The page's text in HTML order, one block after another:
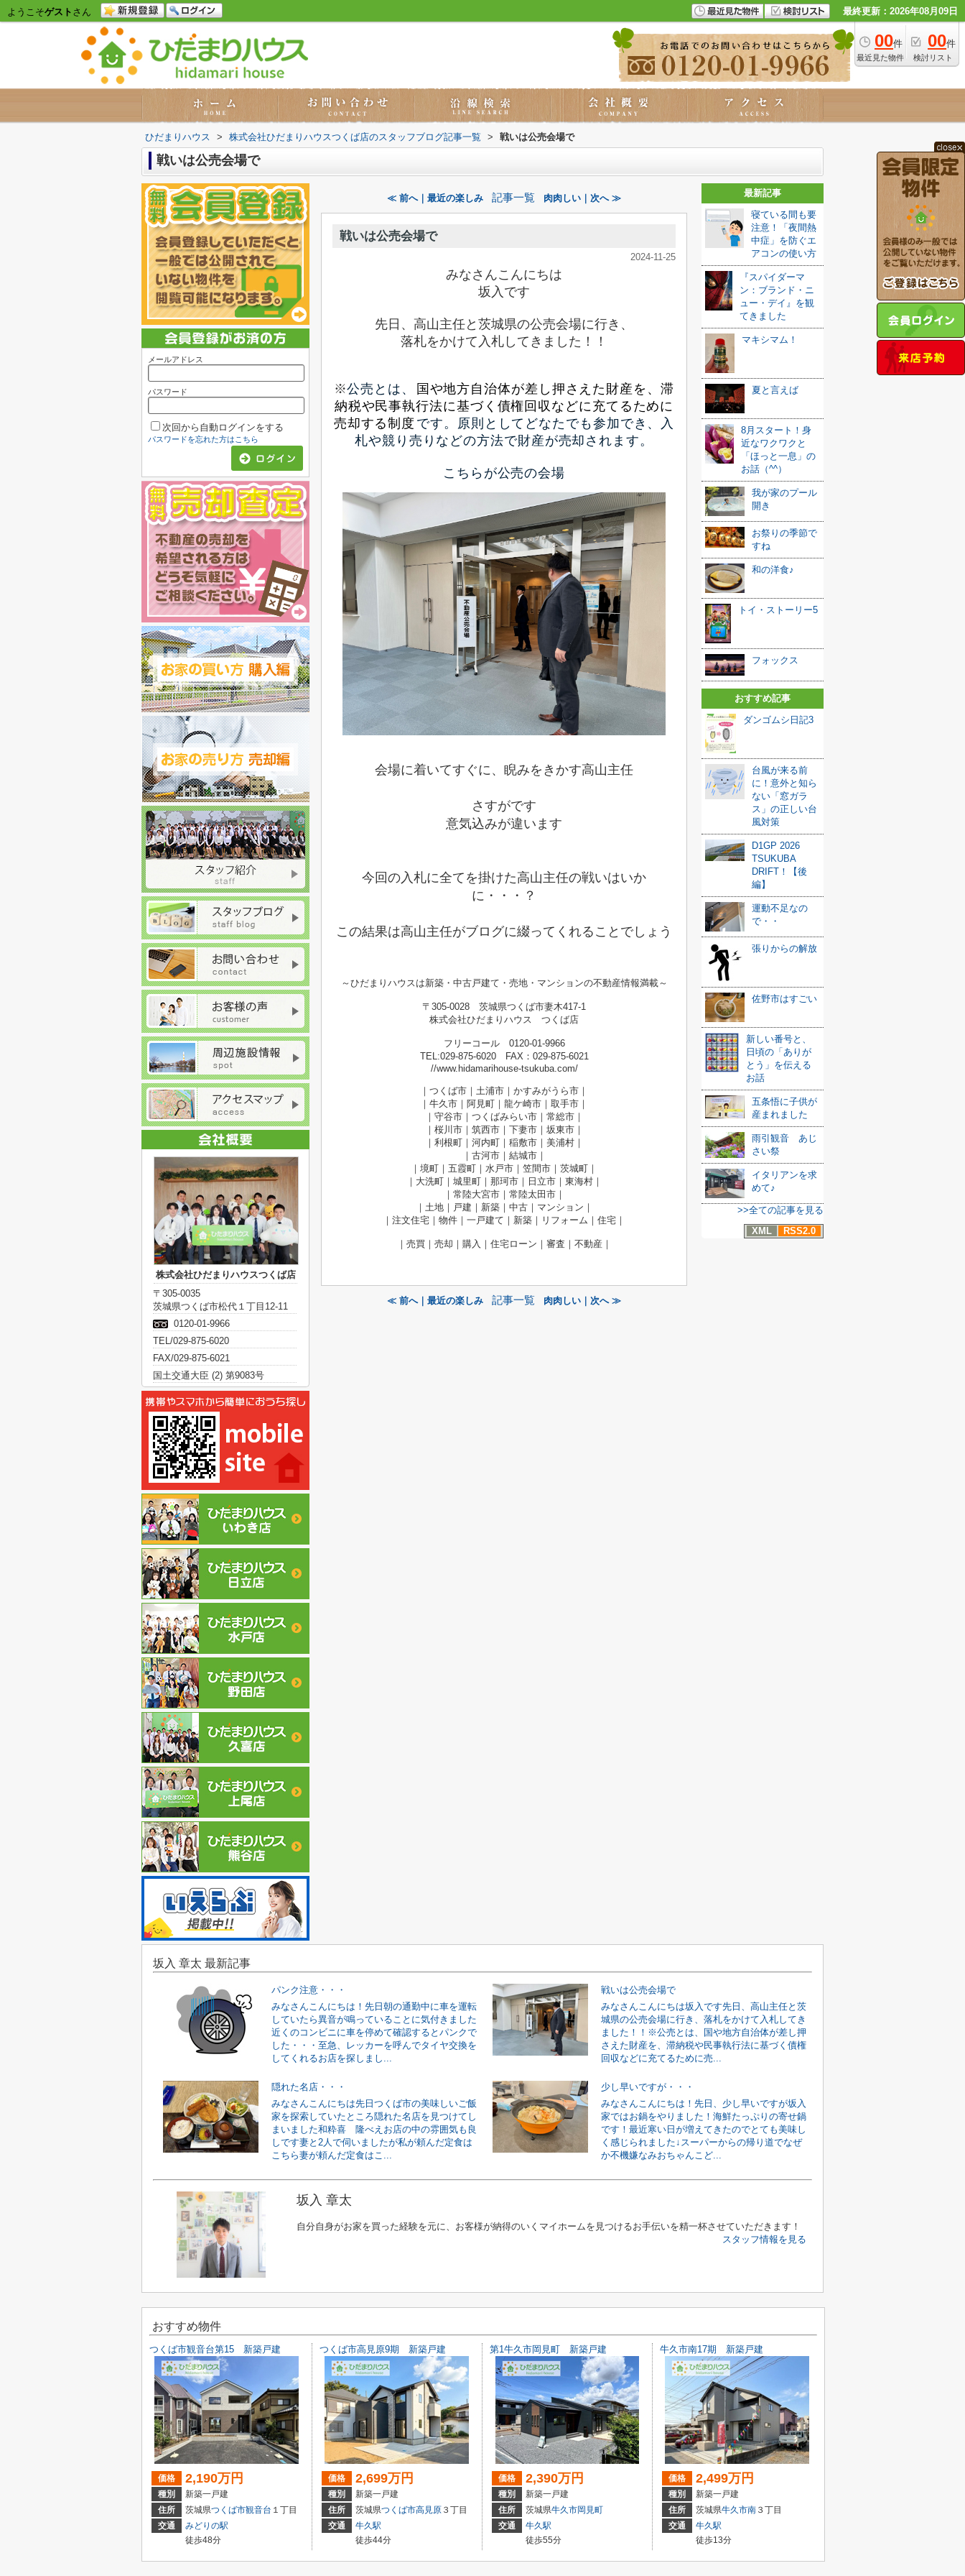
ようこそゲスト さん 最終更新：2026年08月09日
00件
最近見た物件
00件
検討リスト
ひだまりハウス > 株式会社ひだまりハウスつくば店のスタッフブログ記事一覧 > 戦いは公売会場で
戦いは公売会場で
≪ 前へ｜最近の楽しみ 記事一覧 肉肉しい｜次へ ≫
戦いは公売会場で
2024-11-25
みなさんこんにちは
坂入です
先日、高山主任と茨城県の公売会場に行き、
落札をかけて入札してきました！！
※公売とは、
国や地方自治体が差し押さえた財産を、滞
納税や民事執行法に基づく債権回収などに充てるために
売却する制度 です。
原則としてどなたでも参加でき、入
札や競り売りなどの方法で財産が売却されます。
こちらが公売の会場
会場に着いてすぐに、睨みをきかす高山主任
さすがです
意気込みが違います
今回の入札に全てを掛けた高山主任の戦いはいか
に・・・？
この結果は高山主任がブログに綴ってくれることでしょう
～ひだまりハウスは新築・中古戸建て・売地・マンションの不動産情報満載～
〒305-0028 茨城県つくば市妻木417-1
株式会社ひだまりハウス つくば店
フリーコール 0120-01-9966
TEL:029-875-6020 FAX：029-875-6021
//www.hidamarihouse-tsukuba.com/
｜つくば市｜土浦市｜かすみがうら市｜
｜牛久市｜阿見町｜龍ケ崎市｜取手市｜
｜守谷市｜つくばみらい市｜常総市｜
｜桜川市｜筑西市｜下妻市｜坂東市｜
｜利根町｜河内町｜稲敷市｜美浦村｜
｜古河市｜結城市｜
｜境町｜五霞町｜水戸市｜笠間市｜茨城町｜
｜大洗町｜城里町｜那珂市｜日立市｜東海村｜
｜常陸大宮市｜常陸太田市｜
｜土地｜戸建｜新築｜中古｜マンション｜
｜注文住宅｜物件｜一戸建て｜新築｜リフォーム｜住宅｜
｜売買｜売却｜購入｜住宅ローン｜審査｜不動産｜
≪ 前へ｜最近の楽しみ 記事一覧 肉肉しい｜次へ ≫
最新記事
寝ている間も要
注意！「夜間熱
中症」を防ぐエ
アコンの使い方
『スパイダーマ
ン：ブランド・ニ
ュー・デイ』を観
てきました️
マキシマム！
夏と言えば
8月スタート！身
近なワクワクと
「ほっと一息」の
お話（^^）
我が家のプール
開き
お祭りの季節で
すね
和の洋食♪
トイ・ストーリー5
フォックス
おすすめ記事
ダンゴムシ日記3
台風が来る前
に！意外と知ら
ない「窓ガラ
ス」の正しい台
風対策
D1GP 2026
TSUKUBA
DRIFT！【後
編】
運動不足なの
で・・
張りからの解放
佐野市はすごい
新しい番号と、
日頃の「ありが
とう」を伝える
お話
五条悟に子供が
産まれました
雨引観音 あじ
さい祭
イタリアンを求
めて♪
>>全ての記事を見る
XML
RSS2.0
メールアドレス
パスワード
次回から自動ログインをする
パスワードを忘れた方はこちら
株式会社ひだまりハウスつくば店
〒305-0035
茨城県つくば市松代１丁目12-11
0120-01-9966
TEL/029-875-6020
FAX/029-875-6021
国土交通大臣 (2) 第9083号
坂入 章太 最新記事
パンク注意・・・
みなさんこんにちは！先日朝の通勤中に車を運転
していたら異音が鳴っていることに気付きました
近くのコンビニに車を停めて確認するとパンクで
した・・・至急、レッカーを呼んでタイヤ交換を
してくれるお店を探しまし...
戦いは公売会場で
みなさんこんにちは坂入です先日、高山主任と茨
城県の公売会場に行き、落札をかけて入札してき
ました！！※公売とは、国や地方自治体が差し押
さえた財産を、滞納税や民事執行法に基づく債権
回収などに充てるために売...
隠れた名店・・・
みなさんこんにちは先日つくば市の美味しいご飯
家を探索していたところ隠れた名店を見つけてし
まいました和粋喜 隆べえお店の中の雰囲気も良
しです妻と2人で伺いましたが私が頼んだ定食は
こちら妻が頼んだ定食はこ...
少し早いですが・・・
みなさんこんにちは！先日、少し早いですが坂入
家ではお鍋をやりました！海鮮たっぷりの寄せ鍋
です！最近寒い日が増えてきたのでとても美味し
く感じられました↓スーパーからの帰り道でなぜ
か不機嫌なみおちゃんこど...
坂入 章太
自分自身がお家を買った経験を元に、お客様が納得のいくマイホームを見つけるお手伝いを精一杯させていただきます！
スタッフ情報を見る
おすすめ物件
つくば市観音台第15 新築戸建
価格 2,190万円
種別
新築一戸建
住所
茨城県つくば市観音台 １丁目
交通
みどりの駅
徒歩48分
つくば市高見原9期 新築戸建
価格 2,699万円
種別
新築一戸建
住所
茨城県つくば市高見原 ３丁目
交通
牛久駅
徒歩44分
第1牛久市岡見町 新築戸建
価格 2,390万円
種別
新築一戸建
住所
茨城県牛久市岡見町
交通
牛久駅
徒歩55分
牛久市南17期 新築戸建
価格 2,499万円
種別
新築一戸建
住所
茨城県牛久市南 ３丁目
交通
牛久駅
徒歩13分